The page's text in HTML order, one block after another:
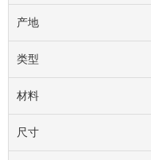
产地
类型
材料
尺寸